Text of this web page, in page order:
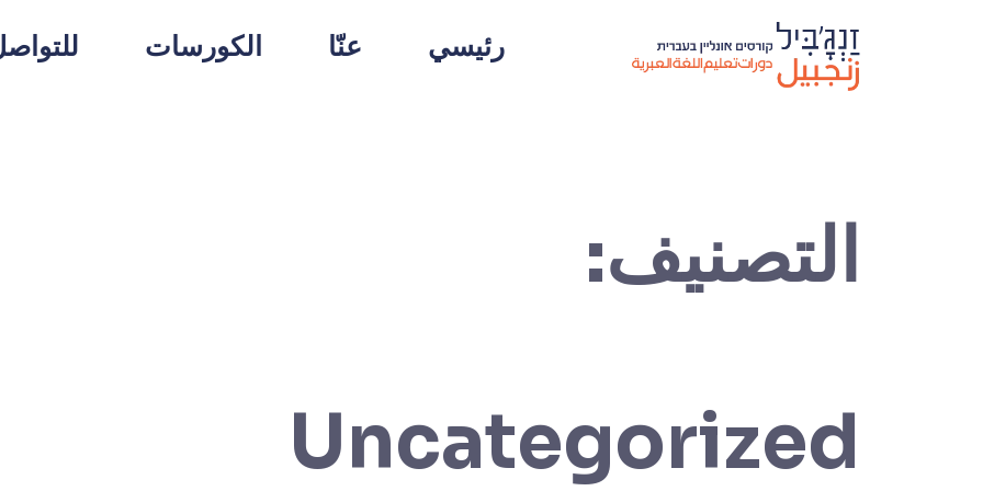
رئيسي عنّا الكورسات
التصنيف:
Uncategorized